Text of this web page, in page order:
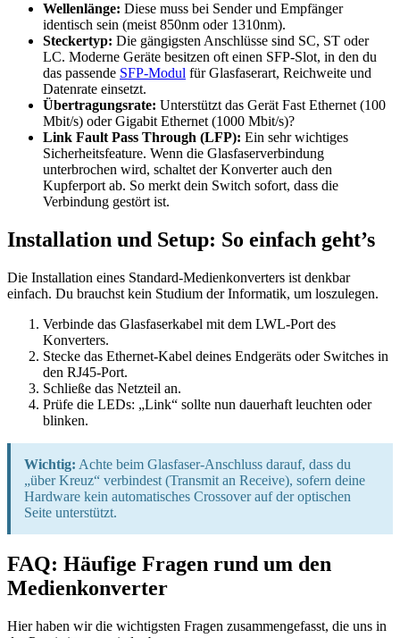
Wellenlänge: Diese muss bei Sender und Empfänger
identisch sein (meist 850nm oder 1310nm).
Steckertyp: Die gängigsten Anschlüsse sind SC, ST oder
LC. Moderne Geräte besitzen oft einen SFP-Slot, in den du
das passende SFP-Modul für Glasfaserart, Reichweite und
Datenrate einsetzt.
Übertragungsrate: Unterstützt das Gerät Fast Ethernet (100
Mbit/s) oder Gigabit Ethernet (1000 Mbit/s)?
Link Fault Pass Through (LFP): Ein sehr wichtiges
Sicherheitsfeature. Wenn die Glasfaserverbindung
unterbrochen wird, schaltet der Konverter auch den
Kupferport ab. So merkt dein Switch sofort, dass die
Verbindung gestört ist.
Installation und Setup: So einfach geht’s
Die Installation eines Standard-Medienkonverters ist denkbar
einfach. Du brauchst kein Studium der Informatik, um loszulegen.
Verbinde das Glasfaserkabel mit dem LWL-Port des
Konverters.
Stecke das Ethernet-Kabel deines Endgeräts oder Switches in
den RJ45-Port.
Schließe das Netzteil an.
Prüfe die LEDs: „Link“ sollte nun dauerhaft leuchten oder
blinken.
Wichtig: Achte beim Glasfaser-Anschluss darauf, dass du
„über Kreuz“ verbindest (Transmit an Receive), sofern deine
Hardware kein automatisches Crossover auf der optischen
Seite unterstützt.
FAQ: Häufige Fragen rund um den
Medienkonverter
Hier haben wir die wichtigsten Fragen zusammengefasst, die uns in